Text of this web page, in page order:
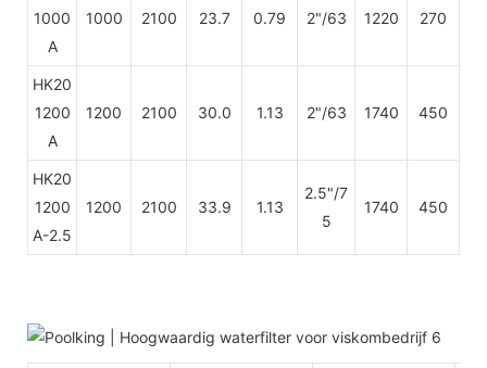
1000
A
1000 2100 23.7 0.79 2"/63 1220 270
HK20
1200
A
1200 2100 30.0 1.13 2"/63 1740 450
HK20
1200
A-2.5
1200 2100 33.9 1.13
2.5"/7
5
1740 450